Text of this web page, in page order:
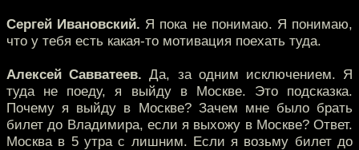
Сергей Ивановский. Я пока не понимаю. Я понимаю,
что у тебя есть какая-то мотивация поехать туда.
Алексей Савватеев. Да, за одним исключением. Я
туда не поеду, я выйду в Москве. Это подсказка.
Почему я выйду в Москве? Зачем мне было брать
билет до Владимира, если я выхожу в Москве? Ответ.
Москва в 5 утра с лишним. Если я возьму билет до